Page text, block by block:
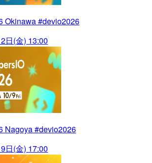
Okinawa #devio2026
日(金) 13:00
Nagoya #devio2026
日(金) 17:00